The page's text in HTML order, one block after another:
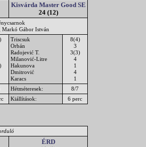
Kisvárda Master Good SE
24 (12)
Markó Gábor István
Triscsuk
Orbán
Radojević T.
Milanović-Litre
Hakunova
Dmitrović
Karacs
8(4)
3
3(3)
4
1
4
1
Hétméteresek:
8/7
Kiállítások: 6 perc
ÉRD